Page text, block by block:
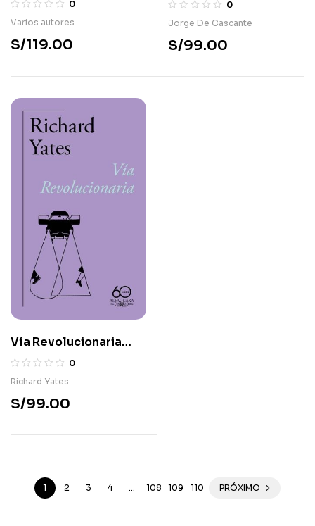
0
Varios autores
S/119.00
0
Jorge De Cascante
S/99.00
Vía Revolucionaria
(60.º aniversario)
0
Richard Yates
S/99.00
1 2 3 4 … 108 109 110 PRÓXIMO